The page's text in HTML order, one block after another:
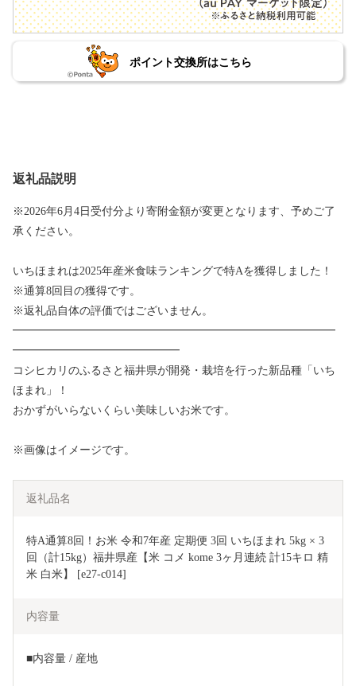
ポイント交換所はこちら
返礼品説明
※2026年6月4日受付分より寄附金額が変更となります、予めご了
承ください。
いちほまれは2025年産米食味ランキングで特Aを獲得しました！
※通算8回目の獲得です。
※返礼品自体の評価ではございません。
━━━━━━━━━━━━━━━━━━━━━━━━━━━━━
━━━━━━━━━━━━━━━
コシヒカリのふるさと福井県が開発・栽培を行った新品種「いち
ほまれ」！
おかずがいらないくらい美味しいお米です。
※画像はイメージです。
返礼品名
特A通算8回！お米 令和7年産 定期便 3回 いちほまれ 5kg × 3
回（計15kg）福井県産【米 コメ kome 3ヶ月連続 計15キロ 精
米 白米】 [e27-c014]
内容量
■内容量 / 産地